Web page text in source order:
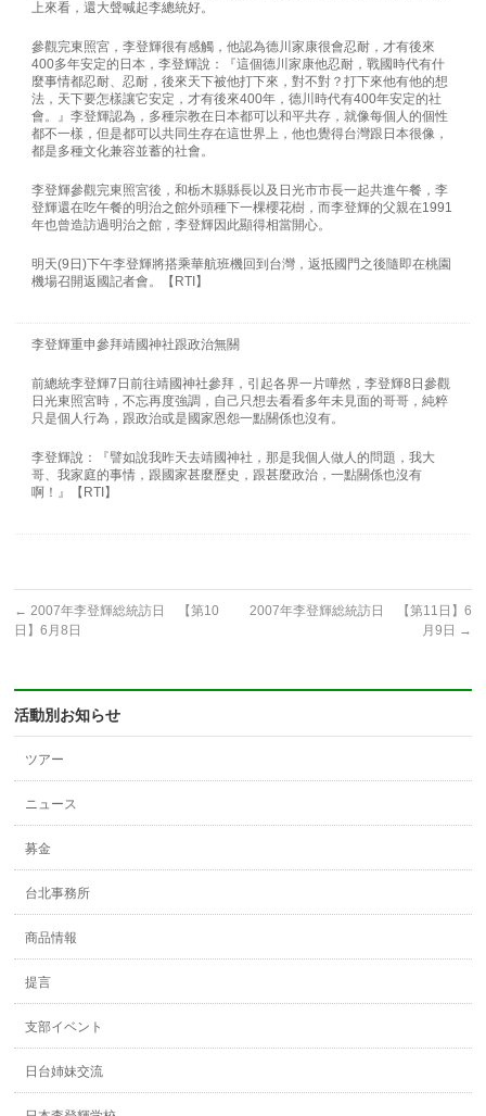
上來看，還大聲喊起李總統好。
參觀完東照宮，李登輝很有感觸，他認為德川家康很會忍耐，才有後來
400多年安定的日本，李登輝說：『這個德川家康他忍耐，戰國時代有什
麼事情都忍耐、忍耐，後來天下被他打下來，對不對？打下來他有他的想
法，天下要怎樣讓它安定，才有後來400年，德川時代有400年安定的社
會。』李登輝認為，多種宗教在日本都可以和平共存，就像每個人的個性
都不一樣，但是都可以共同生存在這世界上，他也覺得台灣跟日本很像，
都是多種文化兼容並蓄的社會。
李登輝參觀完東照宮後，和栃木縣縣長以及日光市市長一起共進午餐，李
登輝還在吃午餐的明治之館外頭種下一棵櫻花樹，而李登輝的父親在1991
年也曾造訪過明治之館，李登輝因此顯得相當開心。
明天(9日)下午李登輝將搭乘華航班機回到台灣，返抵國門之後隨即在桃園
機場召開返國記者會。【RTI】
李登輝重申參拜靖國神社跟政治無關
前總統李登輝7日前往靖國神社參拜，引起各界一片嘩然，李登輝8日參觀
日光東照宮時，不忘再度強調，自己只想去看看多年未見面的哥哥，純粹
只是個人行為，跟政治或是國家恩怨一點關係也沒有。
李登輝說：『譬如說我昨天去靖國神社，那是我個人做人的問題，我大
哥、我家庭的事情，跟國家甚麼歷史，跟甚麼政治，一點關係也沒有
啊！』【RTI】
← 2007年李登輝総統訪日 【第10
日】6月8日
2007年李登輝総統訪日 【第11日】6
月9日 →
活動別お知らせ
ツアー
ニュース
募金
台北事務所
商品情報
提言
支部イベント
日台姉妹交流